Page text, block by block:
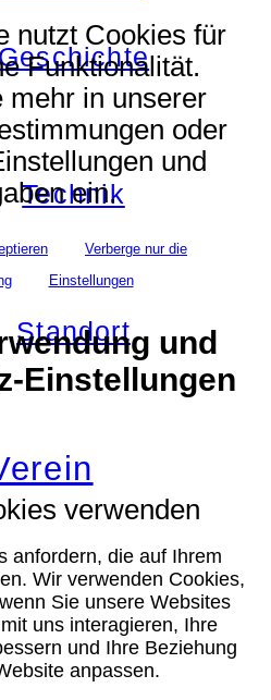
Technik
Standort
Suche
nutzt Cookies für
Funktionalität.
mehr in unserer
oder
und
ein.
Verberge nur die
Einstellungen
und
Einstellungen
verwenden
anfordern, die auf Ihrem
Wir verwenden Cookies,
Sie unsere Websites
uns interagieren, Ihre
und Ihre Beziehung
anpassen.